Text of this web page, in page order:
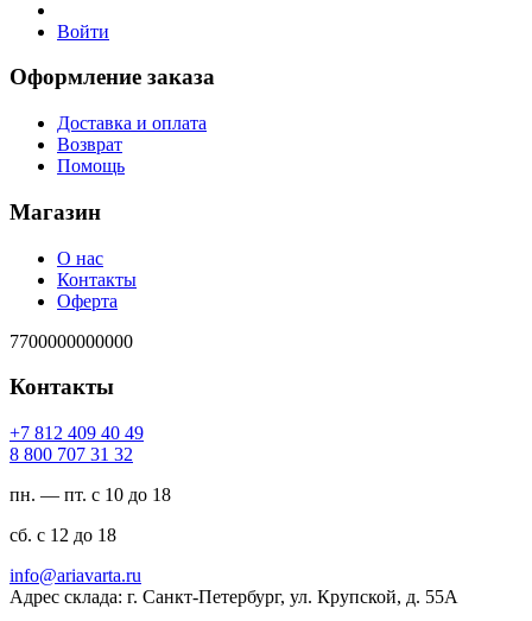
Войти
Оформление заказа
Доставка и оплата
Возврат
Помощь
Магазин
О нас
Контакты
Оферта
7700000000000
Контакты
94 04 904 218 7+
23 13 707 008 8
пн. — пт. с 10 до 18
сб. с 12 до 18
ur.atravaira@ofni
Адрес склада: г. Санкт-Петербург, ул. Крупской, д. 55А